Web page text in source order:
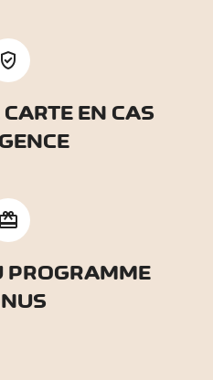
verified_user
EN CAS
redeem
PROGRAMME